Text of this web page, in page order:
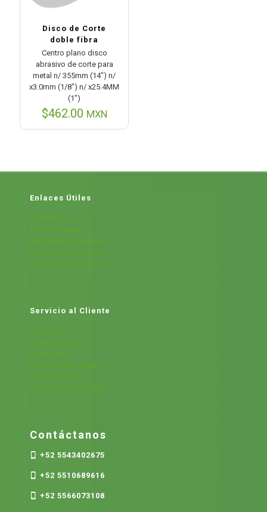
Disco de Corte
doble fibra
Centro plano disco
abrasivo de corte para
metal n/ 355mm (14″) n/
x3.0mm (1/8″) n/ x25.4MM
(1″)
$462.00 MXN
Enlaces Útiles
Contáctanos
Sobre Nosotros
Preguntas Frecuentes
Política de Devolución
Términos y condiciones
Servicio al Cliente
Cátalogo
Fichas Técnicas
Sucursales
Detalles de la cuenta
Cerrar Sesión
Olvide mi contraseña
Contáctanos
+52 5543402675
+52 5510689616
+52 5566073108